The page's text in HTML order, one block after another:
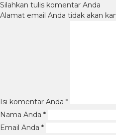
Silahkan tulis komentar Anda
Alamat email Anda tidak akan
Isi komentar Anda *
Nama Anda *
Email Anda *